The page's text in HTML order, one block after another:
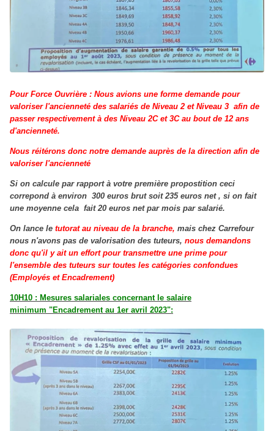
Pour Force Ouvrière : Nous avions une forme demande pour
valoriser l'ancienneté des salariés de Niveau 2 et Niveau 3 afin de
passer respectivement à des Niveau 2C et 3C au bout de 12 ans
d'ancienneté.
Nous réitérons donc notre demande auprès de la direction afin de
valoriser l'ancienneté
Si on calcule par rapport à votre première propostition ceci
correpond à environ 300 euros brut soit 235 euros net , si on fait
une moyenne cela fait 20 euros net par mois par salarié.
On lance le tutorat au niveau de la branche, mais chez Carrefour
nous n'avons pas de valorisation des tuteurs, nous demandons
donc qu'il y ait un effort pour transmettre une prime pour
l'ensemble des tuteurs sur toutes les catégories confondues
(Employés et Encadrement)
10H10 : Mesures salariales concernant le salaire
minimum "Encadrement au 1er avril 2023":